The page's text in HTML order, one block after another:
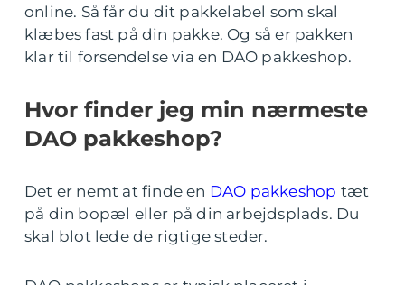
online. Så får du dit pakkelabel som skal
klæbes fast på din pakke. Og så er pakken
klar til forsendelse via en DAO pakkeshop.
Hvor finder jeg min nærmeste
DAO pakkeshop?
Det er nemt at finde en DAO pakkeshop tæt
på din bopæl eller på din arbejdsplads. Du
skal blot lede de rigtige steder.